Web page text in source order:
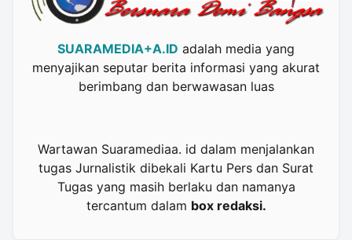
SUARAMEDIA+A.ID adalah media yang
menyajikan seputar berita informasi yang akurat
berimbang dan berwawasan luas
Wartawan Suaramediaa. id dalam menjalankan
tugas Jurnalistik dibekali Kartu Pers dan Surat
Tugas yang masih berlaku dan namanya
tercantum dalam box redaksi.